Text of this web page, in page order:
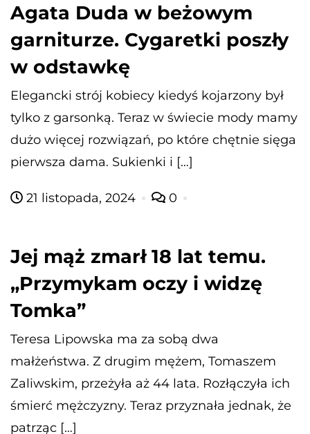
Agata Duda w beżowym
garniturze. Cygaretki poszły
w odstawkę
Elegancki strój kobiecy kiedyś kojarzony był
tylko z garsonką. Teraz w świecie mody mamy
dużo więcej rozwiązań, po które chętnie sięga
pierwsza dama. Sukienki i […]
21 listopada, 2024 0
Jej mąż zmarł 18 lat temu.
„Przymykam oczy i widzę
Tomka”
Teresa Lipowska ma za sobą dwa
małżeństwa. Z drugim mężem, Tomaszem
Zaliwskim, przeżyła aż 44 lata. Rozłączyła ich
śmierć mężczyzny. Teraz przyznała jednak, że
patrząc […]